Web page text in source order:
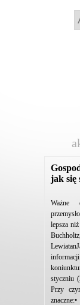
jak się
Ważne
lepsza
styczniu
Przy